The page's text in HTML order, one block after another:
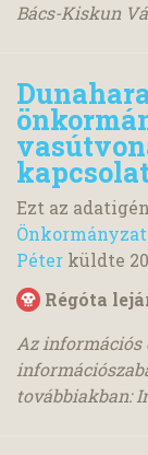
Bács-Kiskun
Ezt az
Péter küldte
Régóta
Az információs
továbbiakban: